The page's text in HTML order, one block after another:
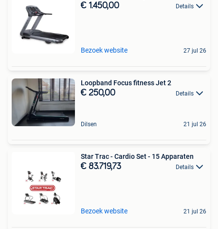
€ 1.450,00 Details
Bezoek website 27 jul 26
Loopband Focus fitness Jet 2
€ 250,00 Details
Dilsen 21 jul 26
Star Trac - Cardio Set - 15 Apparaten
€ 83.719,73 Details
Bezoek website 21 jul 26